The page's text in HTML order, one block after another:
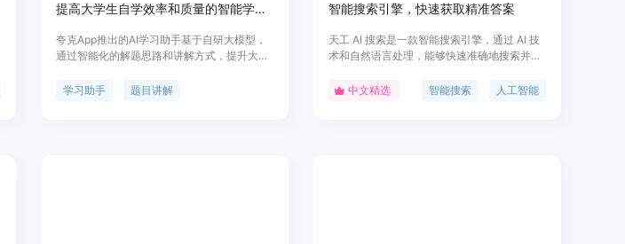
提高大学生自学效率和质量的智能学习助手
夸克App推出的AI学习助手基于自研大模型，
通过智能化的解题思路和讲解方式，提升大学
进行题目讲解，提供“考点分析”“详解步骤”“答
学习助手 题目讲解
智能搜索引擎，快速获取精准答案
天工 AI 搜索是一款智能搜索引擎，通过 AI 技
术和自然语言处理，能够快速准确地搜索并提
速找到需要的内容，提高工作效率和学习效
中文精选 智能搜索 人工智能